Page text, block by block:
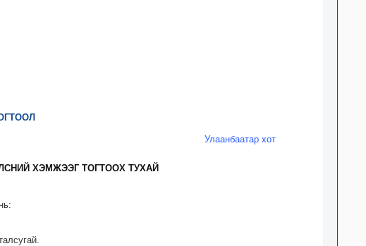
Улаанбаатар хот
ХЭМЖЭЭГ ТОГТООХ ТУХАЙ